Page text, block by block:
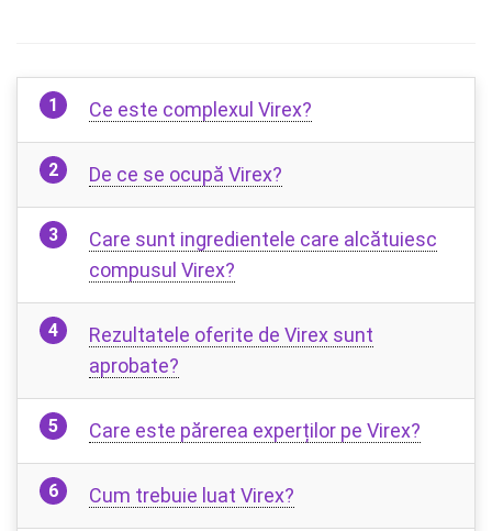
Ce este complexul Virex?
De ce se ocupă Virex?
Care sunt ingredientele care alcătuiesc
compusul Virex?
Rezultatele oferite de Virex sunt
aprobate?
Care este părerea experților pe Virex?
Cum trebuie luat Virex?